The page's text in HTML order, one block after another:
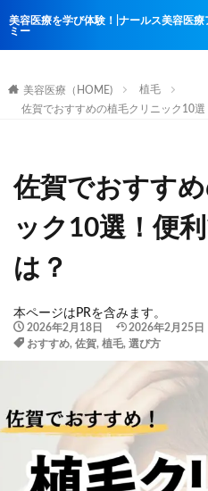
美容医療を学び体験！|ナールス美容医療
ミー
美容医療（HOME)
植毛
佐賀でおすすめの植毛クリニック10選
佐賀でおすす
ック10選！便
は？
本ページはPRを含みます。
2026年2月18日 2026年2月25日
おすすめ, 佐賀, 植毛, 選び方